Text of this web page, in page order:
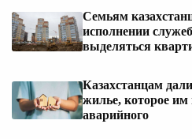
Семьям
исполнении
выделяться
Казахстанцам
жилье, которое
аварийного